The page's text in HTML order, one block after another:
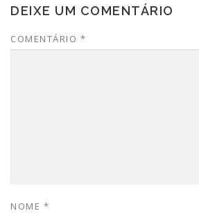
DEIXE UM COMENTÁRIO
COMENTÁRIO *
NOME *